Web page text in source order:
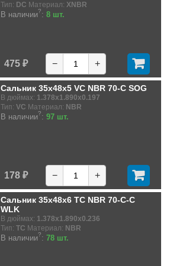
Тип: DC Материал: XNBR
В наличии?: 8 шт.
475 ₽ − +
Сальник 35x48x5 VC NBR 70-C SOG
В дюймах: 1.378x1.890x0.197
Тип: VC Материал: NBR
В наличии?: 97 шт.
178 ₽ − +
Сальник 35x48x6 TC NBR 70-C-C
WLK
В дюймах: 1.378x1.890x0.236
Тип: TC Материал: NBR
В наличии?: 78 шт.